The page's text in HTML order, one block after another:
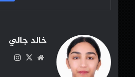
خالد جالي
موقع‫X